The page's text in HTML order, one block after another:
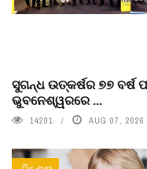
ସୁଗନ୍ଧ ଉତ୍କର୍ଷର ୭୭
ଭୁବନେଶ୍ୱରରେ ...
14201 AUG 07, 2026